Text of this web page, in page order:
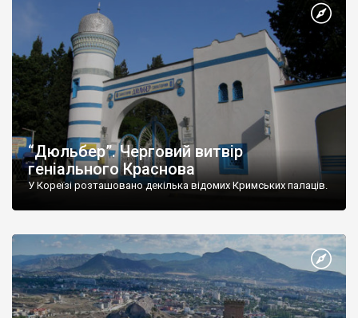
“Дюльбер”. Черговий витвір
геніального Краснова
У Кореїзі розташовано декілька відомих Кримських палаців.